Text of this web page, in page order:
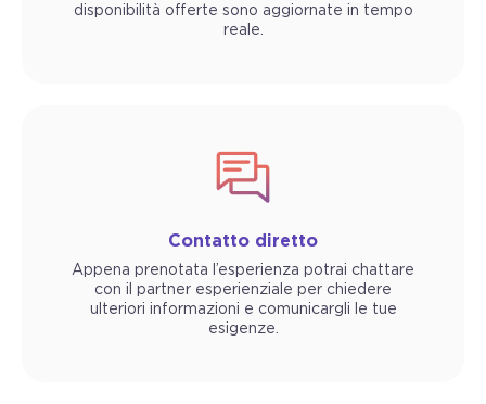
disponibilità offerte sono aggiornate in tempo
reale.
Contatto diretto
Appena prenotata l’esperienza potrai chattare
con il partner esperienziale per chiedere
ulteriori informazioni e comunicargli le tue
esigenze.